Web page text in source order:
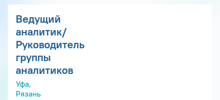
Ведущий
аналитик/
Руководитель
группы
аналитиков
Уфа,
Рязань